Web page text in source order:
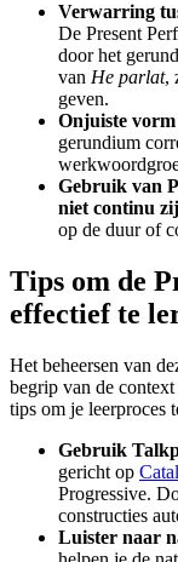
Verwarring
De Present
door het
van He parlat,
geven.
Onjuiste
gerundium
Gebruik van
niet continu
op de duur of
Tips om de
effectief te
Het beheersen van
begrip van de
tips om je leerproces
Gebruik
gericht op
Progressive.
constructies
Luister naar